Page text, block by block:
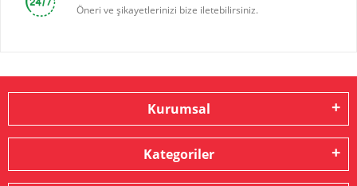
Öneri ve şikayetlerinizi bize iletebilirsiniz.
Kurumsal
Kategoriler